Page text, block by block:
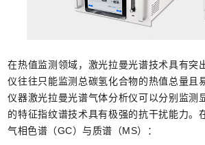
在热值监测领域，激光拉曼光谱技术具有突
仪往往只能监测总碳氢化合物的热值总量且
仪器激光拉曼光谱气体分析仪可以分别监测
的特征指纹谱技术具有极强的抗干扰能力。
气相色谱（GC）与质谱（MS）：